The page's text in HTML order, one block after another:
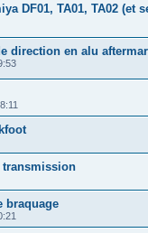
DF01, TA01, TA02 (et
direction en alu
transmission
braquage